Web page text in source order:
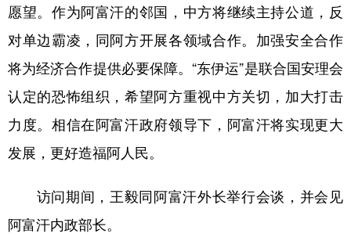
愿望。作为阿富汗的邻国，中方将继续主持公道，反
对单边霸凌，同阿方开展各领域合作。加强安全合作
将为经济合作提供必要保障。“东伊运”是联合国安理会
认定的恐怖组织，希望阿方重视中方关切，加大打击
力度。相信在阿富汗政府领导下，阿富汗将实现更大
发展，更好造福阿人民。
访问期间，王毅同阿富汗外长举行会谈，并会见
阿富汗内政部长。